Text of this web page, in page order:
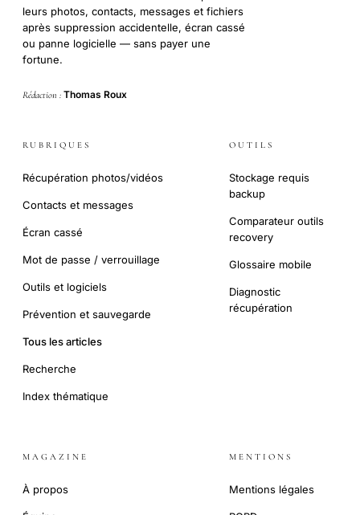
leurs photos, contacts, messages et fichiers
après suppression accidentelle, écran cassé
ou panne logicielle — sans payer une
fortune.
Rédaction : Thomas Roux
RUBRIQUES
Récupération photos/vidéos
Contacts et messages
Écran cassé
Mot de passe / verrouillage
Outils et logiciels
Prévention et sauvegarde
Tous les articles
Recherche
Index thématique
OUTILS
Stockage requis
backup
Comparateur outils
recovery
Glossaire mobile
Diagnostic
récupération
MAGAZINE
À propos
MENTIONS
Mentions légales